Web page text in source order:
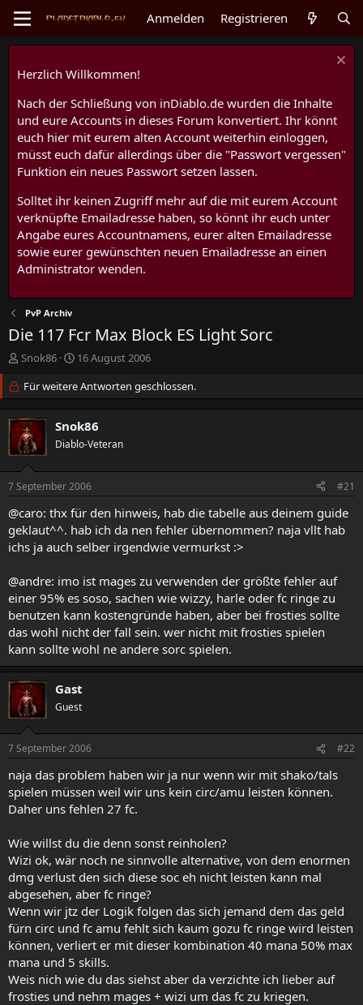
Anmelden Registrieren
Herzlich Willkommen!
Nach der Schließung von inDiablo.de wurden die Inhalte
und eure Accounts in dieses Forum konvertiert. Ihr könnt
euch hier mit eurem alten Account weiterhin einloggen,
müsst euch dafür allerdings über die "Passwort vergessen"
Funktion ein neues Passwort setzen lassen.
Solltet ihr keinen Zugriff mehr auf die mit eurem Account
verknüpfte Emailadresse haben, so könnt ihr euch unter
Angabe eures Accountnamens, eurer alten Emailadresse
sowie eurer gewünschten neuen Emailadresse an einen
Administrator wenden.
PvP Archiv
Die 117 Fcr Max Block ES Light Sorc
E
s
t
e
l
l
e
r
Snok86
E
s
t
l
l
a
m
16 August 2006
Für weitere Antworten geschlossen.
Snok86
Diablo-Veteran
7 September 2006 #21
@caro: thx für den hinweis, hab die tabelle aus deinem guide
geklaut^^. hab ich da nen fehler übernommen? naja vllt hab
ichs ja auch selber irgendwie vermurkst :>
@andre: imo ist mages zu verwenden der größte fehler auf
einer 95% es soso, sachen wie wizzy, harle oder fc ringe zu
benutzen kann kostengründe haben, aber bei frosties sollte
das wohl nicht der fall sein. wer nicht mit frosties spielen
kann sollte wohl ne andere sorc spielen.
Gast
Guest
7 September 2006 #22
naja das problem haben wir ja nur wenn wir mit shako/tals
spielen müssen weil wir uns kein circ/amu leisten können.
Daher uns fehlen 27 fc.
Wie willst du die denn sonst reinholen?
Wizi ok, wär noch ne sinnvolle alternative, von dem enormen
dmg verlust den sich diese soc eh nicht leisten kann mal
abgesehen, aber fc ringe?
Wenn wir jtz der Logik folgen das sich jemand dem das geld
fürn circ und fc amu fehlt sich kaum gozu fc ringe wird leisten
können, verliert er mit dieser kombination 40 mana 50% max
mana und 5 skills.
Weis nich wie du das siehst aber da verzichte ich lieber auf
frosties und nehm mages + wizi um das fc zu kriegen.